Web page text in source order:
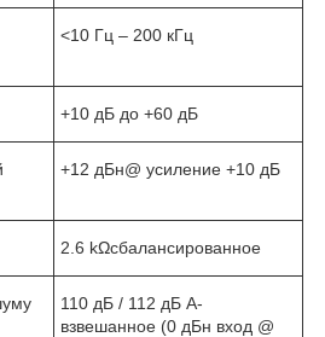
<10 Гц – 200 кГц
+10 дБ до +60 дБ
+12 дБн@ усиление +10 дБ
2.6 kΩсбалансированное
110 дБ / 112 дБ А-
взвешанное (0 дБн вход @